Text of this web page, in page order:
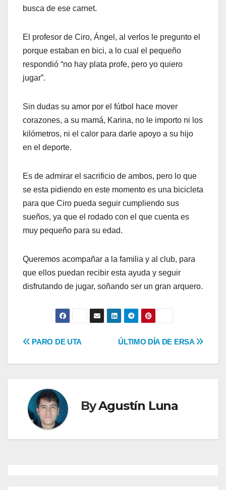
busca de ese carnet.
El profesor de Ciro, Ángel, al verlos le pregunto el
porque estaban en bici, a lo cual el pequeño
respondió “no hay plata profe, pero yo quiero
jugar”.
Sin dudas su amor por el fútbol hace mover
corazones, a su mamá, Karina, no le importo ni los
kilómetros, ni el calor para darle apoyo a su hijo
en el deporte.
Es de admirar el sacrificio de ambos, pero lo que
se esta pidiendo en este momento es una bicicleta
para que Ciro pueda seguir cumpliendo sus
sueños, ya que el rodado con el que cuenta es
muy pequeño para su edad.
Queremos acompañar a la familia y al club, para
que ellos puedan recibir esta ayuda y seguir
disfrutando de jugar, soñando ser un gran arquero.
Navegación
de
entradas
ÚLTIMO DÍA DE ERSA
PARO DE UTA
ByAgustín Luna